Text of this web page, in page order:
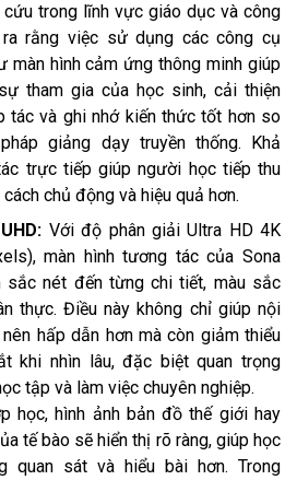
cứu trong lĩnh vực giáo dục và công
rằng việc sử dụng các công cụ
màn hình cảm ứng thông minh giúp
tham gia của học sinh, cải thiện
tác và ghi nhớ kiến thức tốt hơn so
giảng dạy truyền thống. Khả
trực tiếp giúp người học tiếp thu
chủ động và hiệu quả hơn.
Với độ phân giải Ultra HD 4K
màn hình tương tác của Sona
sắc nét đến từng chi tiết, màu sắc
thực. Điều này không chỉ giúp nội
hấp dẫn hơn mà còn giảm thiểu
khi nhìn lâu, đặc biệt quan trọng
tập và làm việc chuyên nghiệp.
học, hình ảnh bản đồ thế giới hay
tế bào sẽ hiển thị rõ ràng, giúp học
quan sát và hiểu bài hơn. Trong